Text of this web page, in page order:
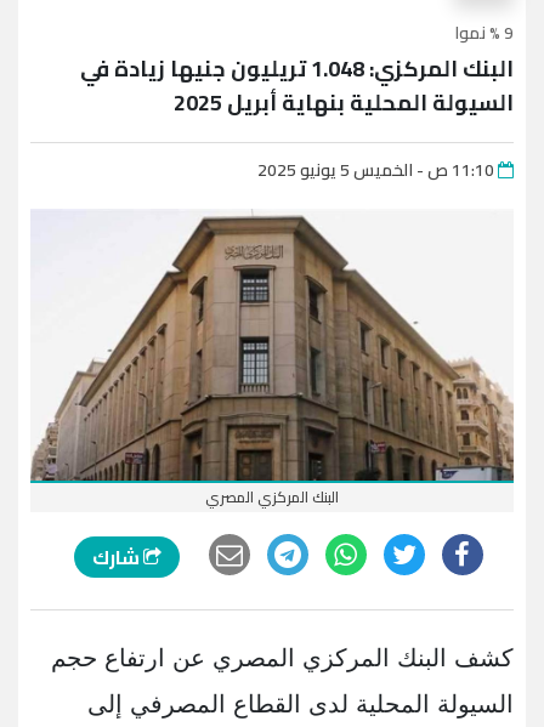
9 % نموا
البنك المركزي: 1.048 تريليون جنيها زيادة في
السيولة المحلية بنهاية أبريل 2025
البنك المركزي المصري
شارك
كشف البنك المركزي المصري عن ارتفاع حجم
السيولة المحلية لدى القطاع المصرفي إلى